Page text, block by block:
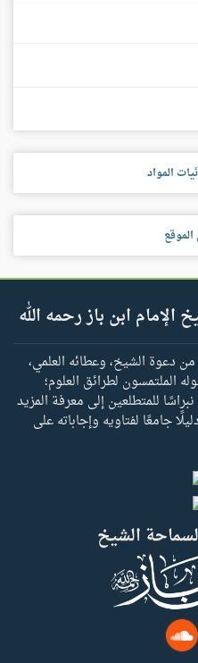
المواد
ابن باز رحمه الله
دعوة الشيخ، وعطائه العلمي،
الملتمسون لطرائق العلوم؛
للمتطلعين إلى معرفة المزيد
جامعًا لفتاويه وإجاباته على
الشيخ